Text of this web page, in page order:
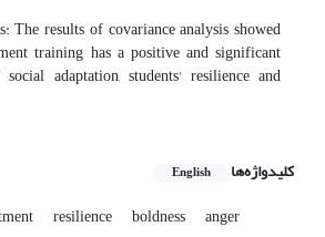
The results of covariance analysis showed
training has a positive and significant
adaptation, students' resilience and
کلیدواژه‌ها English
resilience boldness anger